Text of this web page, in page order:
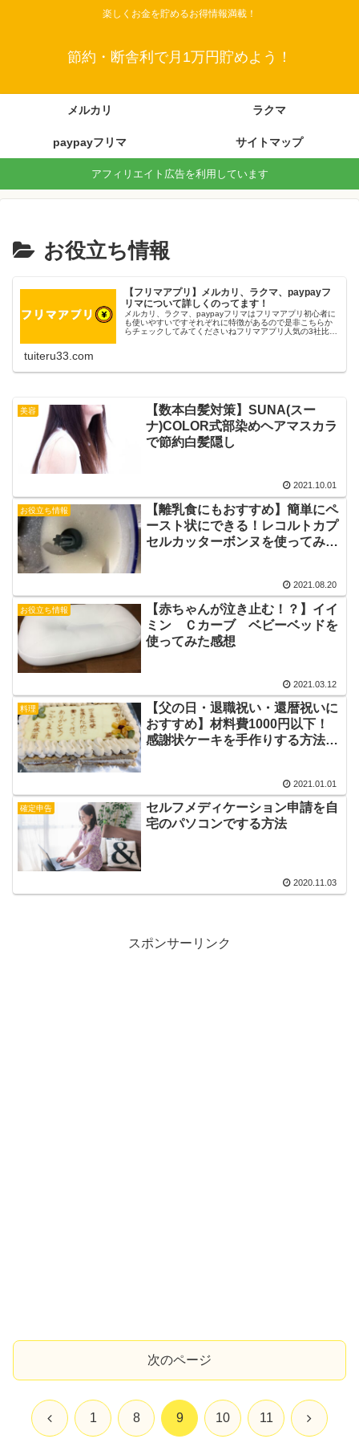
楽しくお金を貯めるお得情報満載！
節約・断舎利で月1万円貯めよう！
メルカリ ラクマ
paypayフリマ サイトマップ
アフィリエイト広告を利用しています
お役立ち情報
【フリマアプリ】メルカリ、ラクマ、paypayフ
リマについて詳しくのってます！
メルカリ、ラクマ、paypayフリマはフリマアプリ初心者に
も使いやすいですそれぞれに特徴があるので是非こちらか
らチェックしてみてくださいねフリマアプリ人気の3社比較
tuiteru33.com
美容
【数本白髪対策】SUNA(スー
ナ)COLOR式部染めヘアマスカラ
で節約白髪隠し
2021.10.01
お役立ち情報
【離乳食にもおすすめ】簡単にペ
ースト状にできる！レコルトカプ
セルカッターボンヌを使ってみた
2021.08.20
お役立ち情報
【赤ちゃんが泣き止む！？】イイ
ミン Ｃカーブ ベビーベッドを
使ってみた感想
2021.03.12
料理
【父の日・退職祝い・還暦祝いに
おすすめ】材料費1000円以下！
感謝状ケーキを手作りする方法を
2021.01.01
確定申告
セルフメディケーション申請を自
宅のパソコンでする方法
2020.11.03
スポンサーリンク
次のページ
前 1 8 9 10 11 次